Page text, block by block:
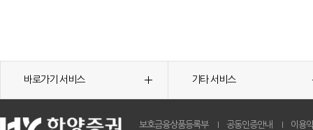
바로가기 서비스 기타 서비스
보호금융상품등록부 공동인증안내 이용